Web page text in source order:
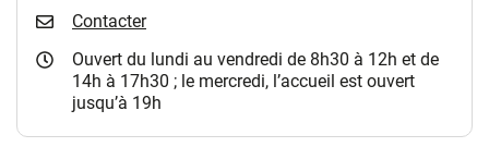
Contacter
Ouvert du lundi au vendredi de 8h30 à 12h et de
14h à 17h30 ; le mercredi, l’accueil est ouvert
jusqu’à 19h